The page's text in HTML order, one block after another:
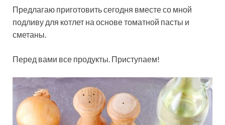
Предлагаю приготовить сегодня вместе со мной
подливу для котлет на основе томатной пасты и
сметаны.
Перед вами все продукты. Приступаем!